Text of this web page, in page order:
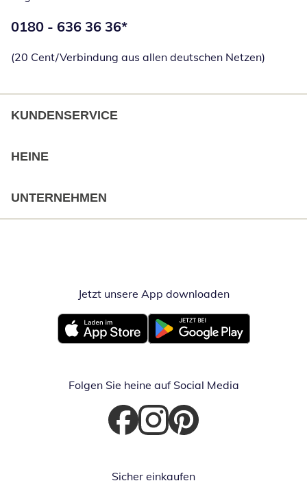
Telefonnummer:
0180 - 636 36 36*
(20 Cent/Verbindung aus allen deutschen Netzen)
KUNDENSERVICE
HEINE
UNTERNEHMEN
Jetzt unsere App downloadenÖffnet in
Öffnet in neuem FensterÖffnet in neuem Fenster
Folgen Sie heine auf Social Media
Öffnet in neuem Fenster
Öffnet in neuem Fenster
Öffnet in neuem Fenster
Sicher einkaufen